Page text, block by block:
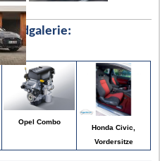
Bildgalerie:
Opel Combo
Honda Civic,
Vordersitze